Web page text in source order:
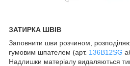
ЗАТИРКА ШВІВ
Заповнити шви розчином,
гумовим шпателем (арт. 136В12SG
Надлишки матеріалу видаляються